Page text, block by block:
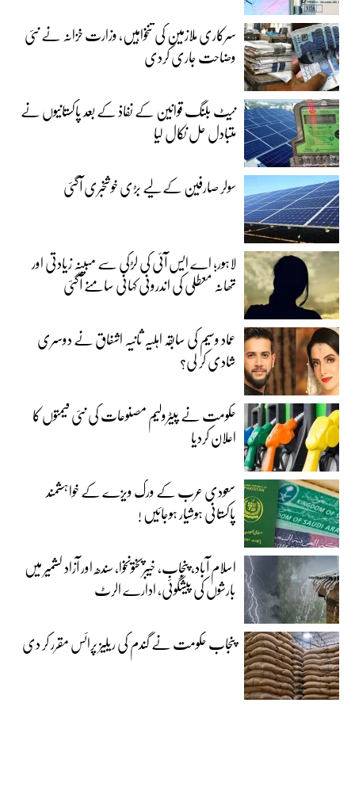
سرکاری ملازمین کی تنخواہیں، وزارت خزانہ نے نئی
وضاحت جاری کردی
نیٹ بلنگ قوانین کے نفاذ کے بعد پاکستانیوں نے
متبادل حل نکال لیا
سولر صارفین کے لیے بڑی خوشخبری آگئی
لاہور؛ اے ایس آئی کی لڑکی سے مبینہ زیادتی اور
تھانہ معطلی کی اندرونی کہانی سامنے آگئی
عماد وسیم کی سابقہ اہلیہ ثانیہ اشفاق نے دوسری
شادی کر لی؟
حکومت نے پیٹرولیم مصنوعات کی نئی قیمتوں کا
اعلان کردیا
سعودی عرب کے ورک ویزے کے خواہشمند
پاکستانی ہوشیار ہوجائیں !
اسلام آباد، پنجاب، خیبرپختونخوا، سندھ اور آزاد کشمیر میں
بارشوں کی پیشگوئی، ادارے الرٹ
پنجاب حکومت نے گندم کی ریلیز پرائس مقرر کر دی‎